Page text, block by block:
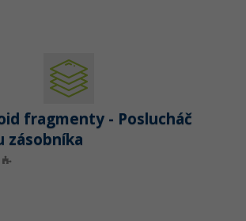
fragmenty - Poslucháč
zásobníka